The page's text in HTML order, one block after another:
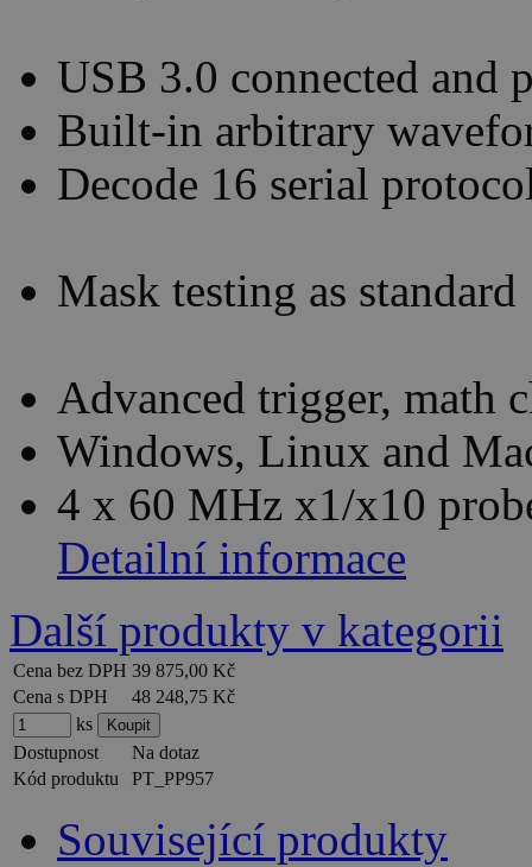
USB 3.0 connected and
Built-in arbitrary
Decode 16 serial
Mask testing as standard
Advanced trigger, math
Windows, Linux and
4 x 60 MHz x1/x10
Detailní informace
Další produkty v kategorii
Cena bez DPH 39 875,00 Kč
Cena s DPH
48 248,75 Kč
ks
Dostupnost
Na dotaz
Kód produktu
PT_PP957
Související produkty